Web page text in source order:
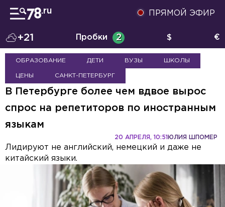
ПРЯМОЙ ЭФИР
+21 Пробки 2 $ €
ОБРАЗОВАНИЕ ДЕТИ ВУЗЫ ШКОЛЫ
ЦЕНЫ САНКТ-ПЕТЕРБУРГ
В Петербурге более чем вдвое вырос
спрос на репетиторов по иностранным
языкам
ЮЛИЯ ШПОМЕР
20 АПРЕЛЯ, 10:51
Лидируют не английский, немецкий и даже не
китайский языки.